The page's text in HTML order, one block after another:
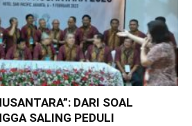
DARI SOAL
SALING PEDULI